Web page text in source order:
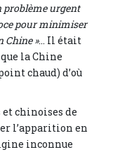
problème urgent
pour minimiser
Chine »… Il était
la Chine
chaud) d’où
chinoises de
l’apparition en
inconnue